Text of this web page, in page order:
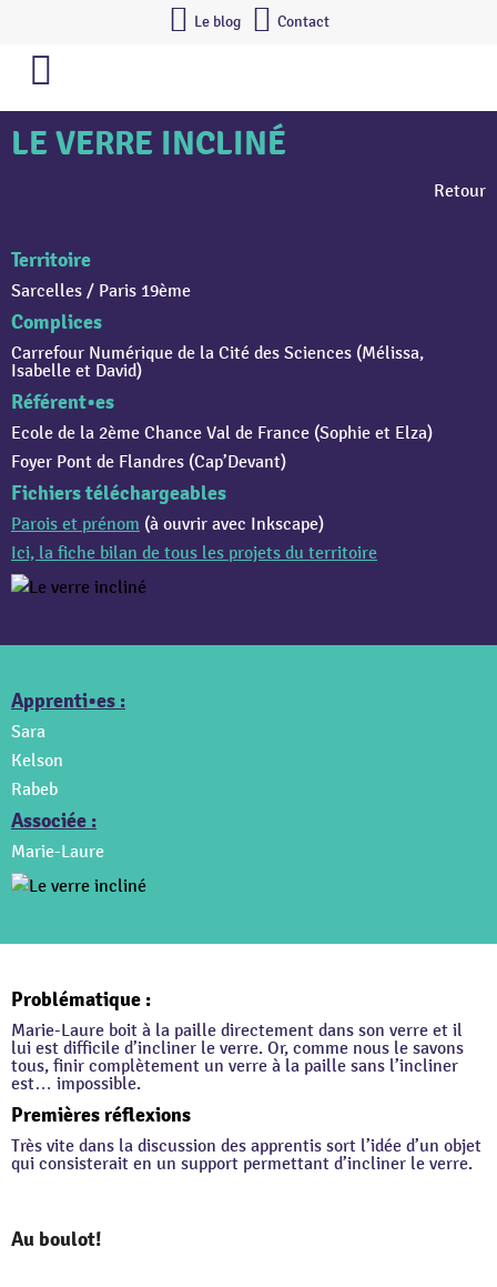
Le blog Contact
LE VERRE INCLINÉ
Retour
Territoire
Sarcelles / Paris 19ème
Complices
Carrefour Numérique de la Cité des Sciences (Mélissa,
Isabelle et David)
Référent•es
Ecole de la 2ème Chance Val de France (Sophie et Elza)
Foyer Pont de Flandres (Cap’Devant)
Fichiers téléchargeables
Parois et prénom (à ouvrir avec Inkscape)
Ici, la fiche bilan de tous les projets du territoire
Apprenti•es :
Sara
Kelson
Rabeb
Associée :
Marie-Laure
Problématique :
Marie-Laure boit à la paille directement dans son verre et il
lui est difficile d’incliner le verre. Or, comme nous le savons
tous, finir complètement un verre à la paille sans l’incliner
est… impossible.
Premières réflexions
Très vite dans la discussion des apprentis sort l’idée d’un objet
qui consisterait en un support permettant d’incliner le verre.
Au boulot!